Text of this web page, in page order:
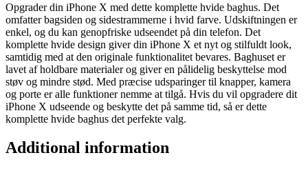
Opgrader din iPhone X med dette komplette hvide baghus. Det
omfatter bagsiden og sidestrammerne i hvid farve. Udskiftningen er
enkel, og du kan genopfriske udseendet på din telefon. Det
komplette hvide design giver din iPhone X et nyt og stilfuldt look,
samtidig med at den originale funktionalitet bevares. Baghuset er
lavet af holdbare materialer og giver en pålidelig beskyttelse mod
støv og mindre stød. Med præcise udsparinger til knapper, kamera
og porte er alle funktioner nemme at tilgå. Hvis du vil opgradere dit
iPhone X udseende og beskytte det på samme tid, så er dette
komplette hvide baghus det perfekte valg.
Additional information